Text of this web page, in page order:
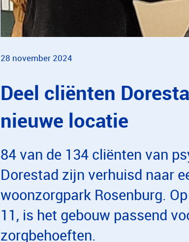
28 november 2024
Deel cliënten
nieuwe locatie
84 van de 134 cliënten van
Dorestad zijn verhuisd naar
woonzorgpark Rosenburg.
11, is het gebouw passend
zorgbehoeften.